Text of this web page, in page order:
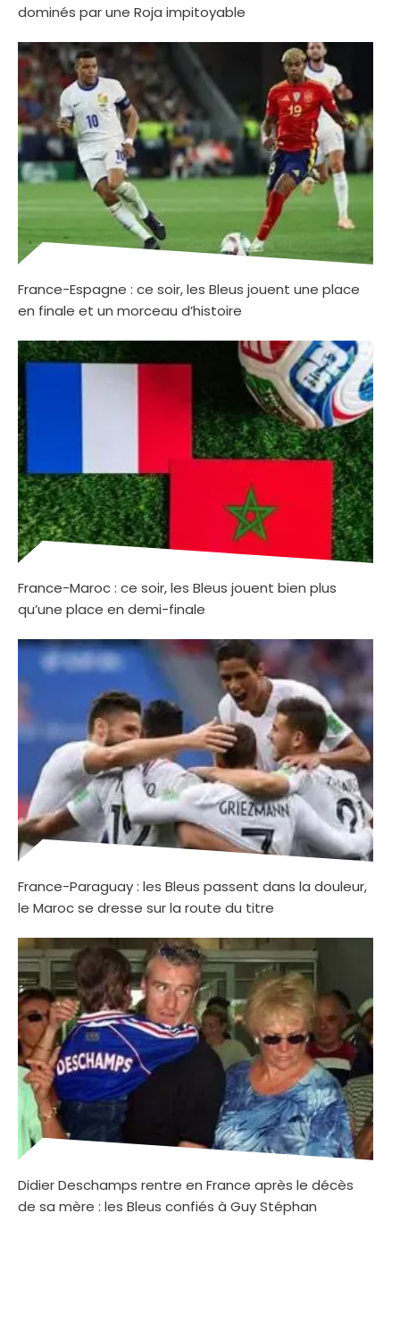
dominés par une Roja impitoyable
France-Espagne : ce soir, les Bleus jouent une place
en finale et un morceau d’histoire
France-Maroc : ce soir, les Bleus jouent bien plus
qu’une place en demi-finale
France-Paraguay : les Bleus passent dans la douleur,
le Maroc se dresse sur la route du titre
Didier Deschamps rentre en France après le décès
de sa mère : les Bleus confiés à Guy Stéphan